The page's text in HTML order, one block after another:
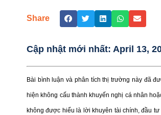
Share
Cập nhật mới nhất: April 13,
Bài bình luận và phân tích thị trường này đã
hiện không cấu thành khuyến nghị cá nhân
không được hiểu là lời khuyên tài chính, đầu